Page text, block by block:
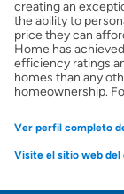
Seguro de
creating an
the ability to
price they can
Home has
efficiency ratings
homes than any
homeownership.
Ver perfil completo
Visite el sitio web